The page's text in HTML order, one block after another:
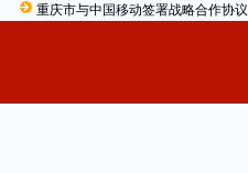
重庆市与中国移动签署战略合作协议